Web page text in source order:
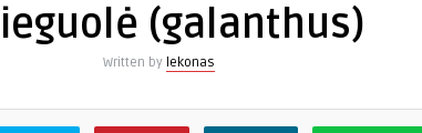
(galanthus)
Written by lekonas